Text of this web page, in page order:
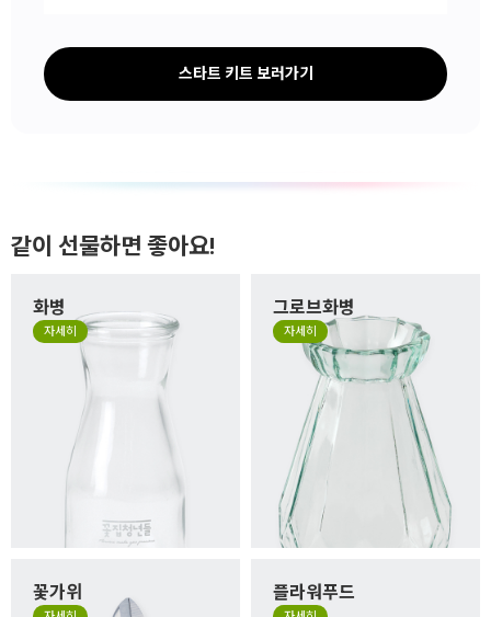
스타트 키트 보러가기
같이 선물하면 좋아요!
화병
자세히
그로브화병
자세히
꽃가위 플라워푸드